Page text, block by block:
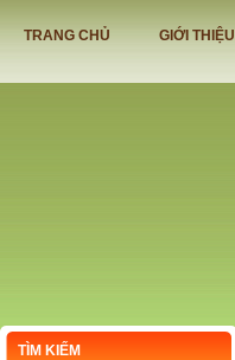
TRANG CHỦ GIỚI THIỆU
TÌM KIẾM